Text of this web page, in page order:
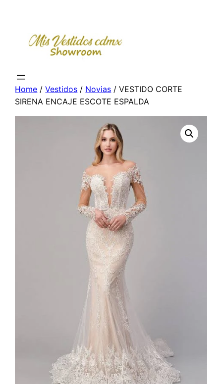
content
Home /Vestidos / Novias / VESTIDO CORTE
SIRENA ENCAJE ESCOTE ESPALDA